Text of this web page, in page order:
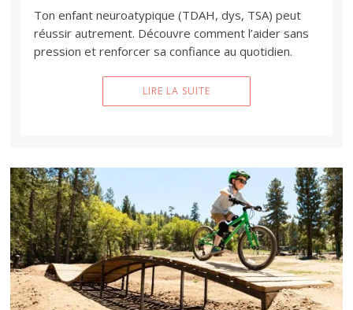
Ton enfant neuroatypique (TDAH, dys, TSA) peut
réussir autrement. Découvre comment l’aider sans
pression et renforcer sa confiance au quotidien.
LIRE LA SUITE